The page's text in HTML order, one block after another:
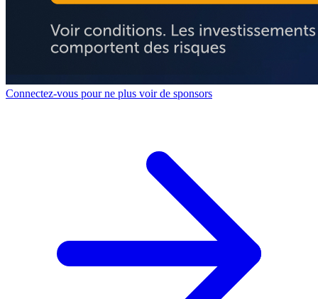
Connectez-vous pour ne plus voir de sponsors